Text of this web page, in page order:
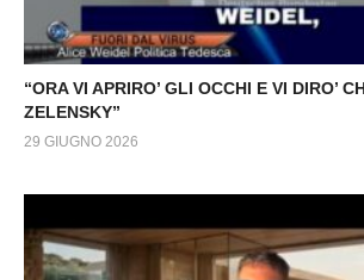
“ORA VI APRIRO’ GLI OCCHI E VI DIRO’
ZELENSKY”
29 GIUGNO 2026